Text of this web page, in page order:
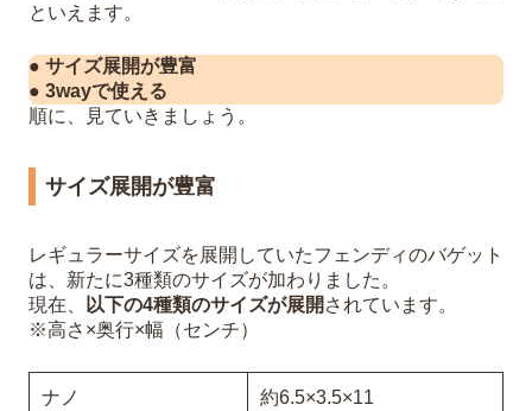
といえます。
● サイズ展開が豊富
● 3wayで使える
順に、見ていきましょう。
サイズ展開が豊富
レギュラーサイズを展開していたフェンディのバゲット
は、新たに3種類のサイズが加わりました。
現在、
以下の4種類のサイズが展開 されています。
※高さ×奥行×幅（センチ）
ナノ 約6.5×3.5×11